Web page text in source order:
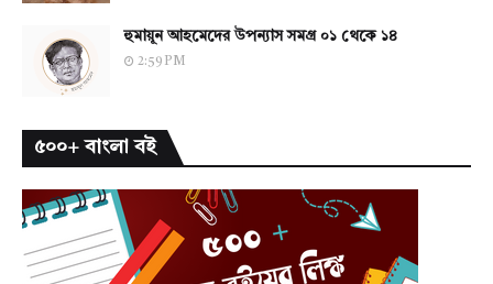
হুমায়ূন আহমেদের উপন্যাস সমগ্র ০১ থেকে ১৪
2:59 PM
৫০০+ বাংলা বই